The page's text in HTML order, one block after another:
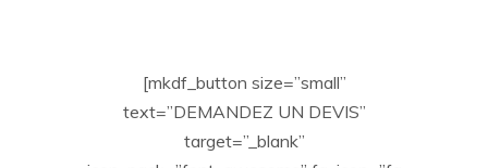
[mkdf_button size=”small”
text=”DEMANDEZ UN DEVIS”
target=”_blank”